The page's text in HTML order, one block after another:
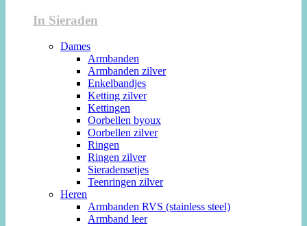
In Sieraden
Dames
Armbanden
Armbanden zilver
Enkelbandjes
Ketting zilver
Kettingen
Oorbellen byoux
Oorbellen zilver
Ringen
Ringen zilver
Sieradensetjes
Teenringen zilver
Heren
Armbanden RVS (stainless steel)
Armband leer